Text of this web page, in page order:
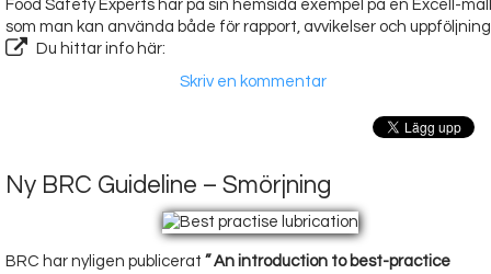
Food Safety Experts har på sin hemsida exempel på en Excell-mall
som man kan använda både för rapport, avvikelser och
Du hittar info här:
Skriv en kommentar
Ny BRC Guideline – Smörjning
BRC har nyligen publicerat ” An introduction to best-practice